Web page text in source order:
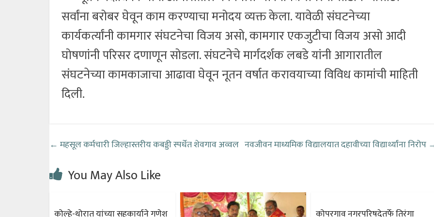
सर्वांना बरोबर घेवून काम करण्याचा मनोदय व्यक्त केला. यावेळी संघटनेच्या
कार्यकर्त्यांनी कामगार संघटनेचा विजय असो, कामगार एकजुटीचा विजय असो आदी
घोषणांनी परिसर दणाणून सोडला. संघटनेचे मार्गदर्शक लबडे यांनी आगारातील
संघटनेच्या कामकाजाचा आढावा घेवून नूतन वर्षात करावयाच्या विविध कामांची माहिती
दिली.
← महसूल कर्मचारी जिल्हास्तरीय कबड्डी स्पर्धेत शेवगाव अव्वल नवजीवन माध्यमिक विद्यालयात दहावीच्या विद्यार्थ्यांना निरोप
You May Also Like